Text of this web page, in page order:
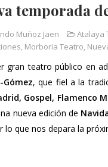
temporada
Muñoz Jaen Atalaya
, Morboria Teatro,
gran teatro público en
Gómez, que fiel a la
Gospel, Flamenco
nueva edición de
lo que nos depara la